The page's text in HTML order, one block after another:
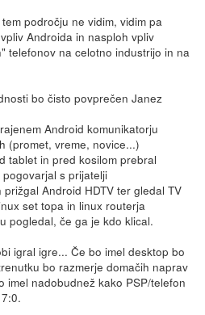
področju ne vidim, vidim pa
Androida in nasploh vpliv
telefonov na celotno industrijo in na
bo čisto povprečen Janez
Android komunikatorju
(promet, vreme, novice...)
tablet in pred kosilom prebral
s prijatelji
Android HDTV ter gledal TV
set topa in linux routerja
pogledal, če ga je kdo klical.
igral igre... Če bo imel desktop bo
bo razmerje domačih naprav
imel nadobudnež kako PSP/telefon